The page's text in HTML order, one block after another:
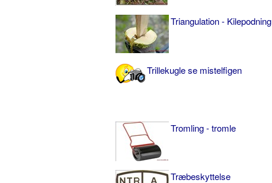
Triangulation - Kilepodning
Trillekugle se mistelfigen
Tromling - tromle
Træbeskyttelse